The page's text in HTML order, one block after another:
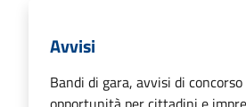
Avvisi
Bandi di gara, avvisi di